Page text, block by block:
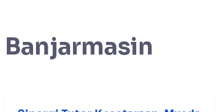
Banjarmasin